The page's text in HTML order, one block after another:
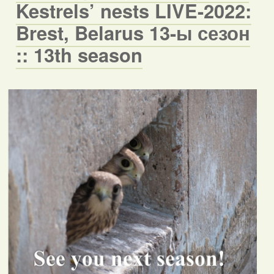
Kestrels’ nests LIVE-2022:
Brest, Belarus 13-ы сезон
:: 13th season